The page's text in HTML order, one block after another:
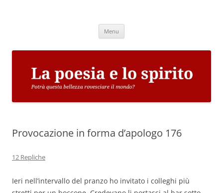
Menu
Provocazione in forma d’apologo 176
12 Repliche
Ieri nell’intervallo del pranzo ho invitato i colleghi più